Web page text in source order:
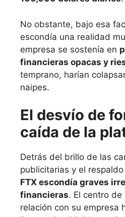
No obstante, bajo esa
escondía una realidad
empresa se sostenía en
financieras opacas y
temprano, harían
naipes.
El desvío de
caída de la
Detrás del brillo de las
publicitarias y el
FTX escondía graves
financieras. El centro
relación con su empresa